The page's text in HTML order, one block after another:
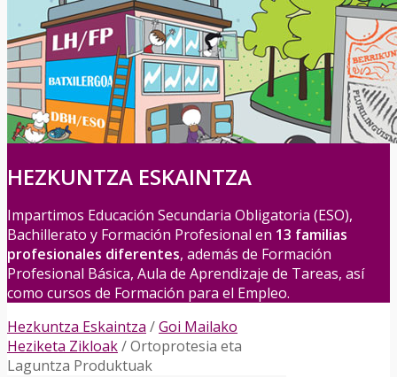
HEZKUNTZA ESKAINTZA
Impartimos Educación Secundaria Obligatoria (ESO),
Bachillerato y Formación Profesional en 13 familias
profesionales diferentes, además de Formación
Profesional Básica, Aula de Aprendizaje de Tareas, así
como cursos de Formación para el Empleo.
Hezkuntza Eskaintza /Goi Mailako
Heziketa Zikloak/Ortoprotesia eta
Laguntza Produktuak